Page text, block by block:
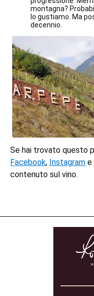
montagna?
lo gustiamo. Ma
decennio.
Se hai trovato questo
Facebook, Instagram e
contenuto sul vino.